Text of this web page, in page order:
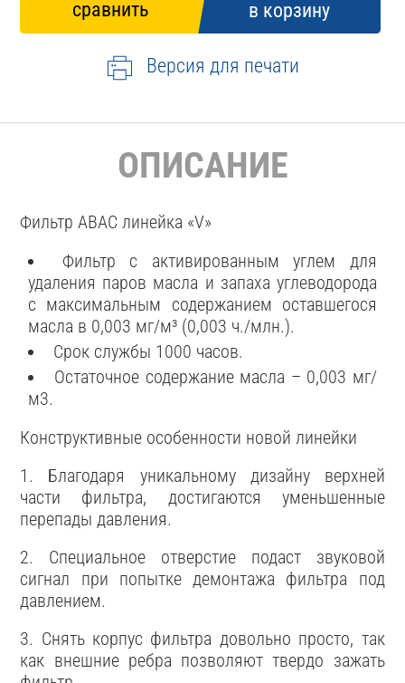
Версия для печати
ОПИСАНИЕ
Фильтр ABAC линейка «V»
Фильтр с активированным углем для
удаления паров масла и запаха углеводорода
с максимальным содержанием оставшегося
масла в 0,003 мг/м³ (0,003 ч./млн.).
Cрок службы 1000 часов.
Остаточное содержание масла – 0,003 мг/
м3.
Конструктивные особенности новой линейки
1. Благодаря уникальному дизайну верхней
части фильтра, достигаются уменьшенные
перепады давления.
2. Специальное отверстие подаст звуковой
сигнал при попытке демонтажа фильтра под
давлением.
3. Снять корпус фильтра довольно просто, так
как внешние ребра позволяют твердо зажать